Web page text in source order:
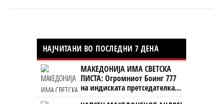
НАЈЧИТАНИ ВО ПОСЛЕДНИ 7 ДЕНА
МАКЕДОНИЈА ИМА СВЕТСКА
ПИСТА: Огромниот Боинг 777
на индиската претседателка
на Меѓународниот Аеродром